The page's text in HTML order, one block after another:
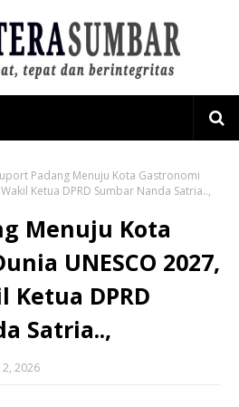
Padang Menuju Kota Gastronomi
Ketua DPRD Sumbar Nanda Satria..,
Menuju Kota
UNESCO 2027,
Ketua DPRD
Satria..,
2026